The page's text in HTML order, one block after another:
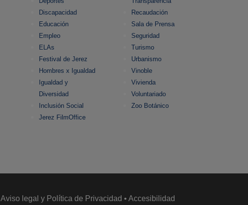
Discapacidad
Educación
Empleo
ELAs
Festival de Jerez
Hombres x Igualdad
Igualdad y
Diversidad
Inclusión Social
Jerez FilmOffice
Recaudación
Sala de Prensa
Seguridad
Turismo
Urbanismo
Vinoble
Vivienda
Voluntariado
Zoo Botánico
Aviso legal y Política de Privacidad • Accesibilidad